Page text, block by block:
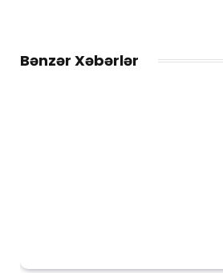
Bənzər Xəbərlər